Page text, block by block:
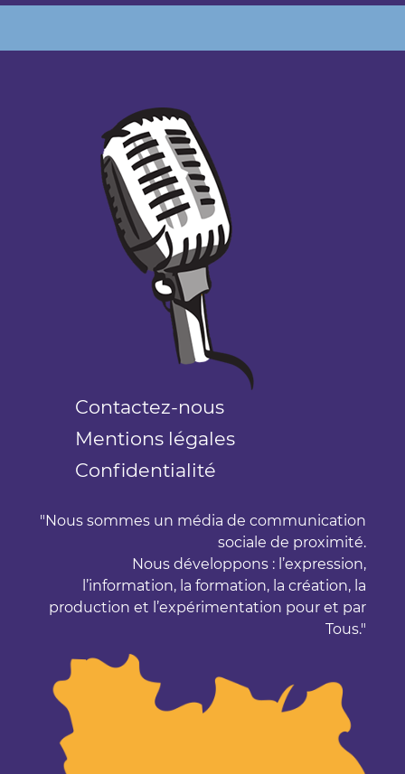
Contactez-nous
Mentions légales
Confidentialité
Nous sommes un média de communication
sociale de proximité.
Nous développons : l’expression,
l’information, la formation, la création, la
production et l’expérimentation pour et par
Tous.